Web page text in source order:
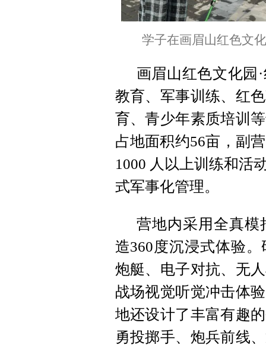
学子在画眉山红色文
画眉山红色文化园
教育、军事训练、红
育、青少年素质培训
占地面积约56亩，副
1000 人以上训练和活
式军事化管理。
营地内采用全真模
造360度沉浸式体验
炮艇、电子对抗、无
战场视觉听觉冲击体
地还设计了丰富有趣
勇投掷手、炮兵前线